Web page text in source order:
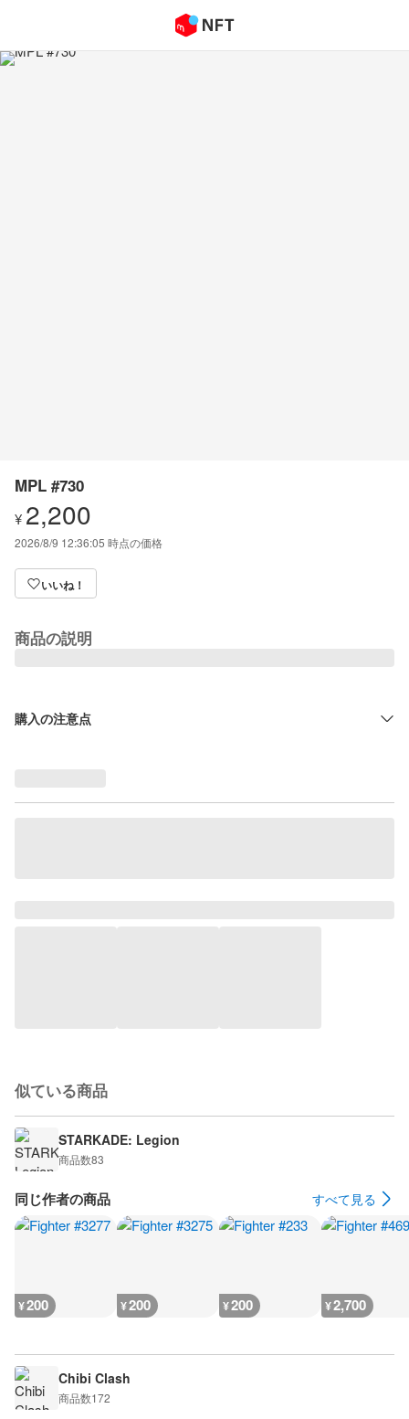
MPL #730
¥ 2,200
2026/8/9 12:36:05 時点の価格
いいね！
商品の説明
購入の注意点
似ている商品
STARKADE: Legion
商品数83
同じ作者の商品 すべて見る
¥200 ¥200 ¥200 ¥2,700
Chibi Clash
商品数172